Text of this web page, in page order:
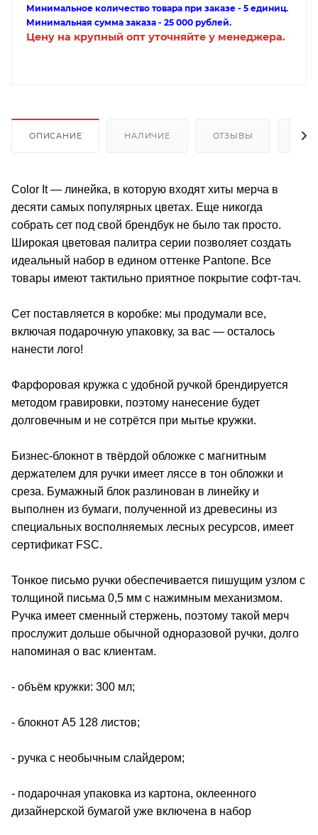
Минимальное количество товара при заказе - 5 единиц.
Минимальная сумма заказа - 25 000 рублей.
Цену на крупный опт уточняйте у менеджера.
ОПИСАНИЕ НАЛИЧИЕ ОТЗЫВЫ
Color It — линейка, в которую входят хиты мерча в
десяти самых популярных цветах. Еще никогда
собрать сет под свой брендбук не было так просто.
Широкая цветовая палитра серии позволяет создать
идеальный набор в едином оттенке Pantone. Все
товары имеют тактильно приятное покрытие софт-тач.
Сет поставляется в коробке: мы продумали все,
включая подарочную упаковку, за вас — осталось
нанести лого!
Фарфоровая кружка с удобной ручкой брендируется
методом гравировки, поэтому нанесение будет
долговечным и не сотрётся при мытье кружки.
Бизнес-блокнот в твёрдой обложке с магнитным
держателем для ручки имеет ляссе в тон обложки и
среза. Бумажный блок разлинован в линейку и
выполнен из бумаги, полученной из древесины из
специальных восполняемых лесных ресурсов, имеет
сертификат FSC.
Тонкое письмо ручки обеспечивается пишущим узлом с
толщиной письма 0,5 мм с нажимным механизмом.
Ручка имеет сменный стержень, поэтому такой мерч
прослужит дольше обычной одноразовой ручки, долго
напоминая о вас клиентам.
- объём кружки: 300 мл;
- блокнот А5 128 листов;
- ручка с необычным слайдером;
- подарочная упаковка из картона, оклеенного
дизайнерской бумагой уже включена в набор